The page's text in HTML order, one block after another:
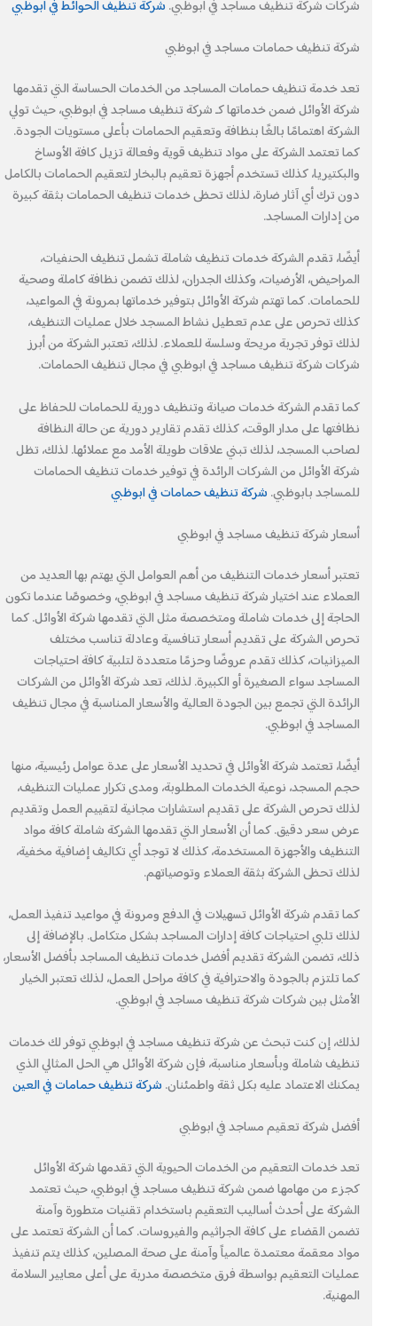
شركات شركة تنظيف مساجد في ابوظبي.شركة تنظيف الحوائط في ابوظبي
شركة تنظيف حمامات مساجد في ابوظبي
تعد خدمة تنظيف حمامات المساجد من الخدمات الحساسة التي تقدمها
شركة الأوائل ضمن خدماتها كـ شركة تنظيف مساجد في ابوظبي، حيث تولي
الشركة اهتمامًا بالغًا بنظافة وتعقيم الحمامات بأعلى مستويات الجودة.
كما تعتمد الشركة على مواد تنظيف قوية وفعالة تزيل كافة الأوساخ
والبكتيريا، كذلك تستخدم أجهزة تعقيم بالبخار لتعقيم الحمامات بالكامل
دون ترك أي آثار ضارة، لذلك تحظى خدمات تنظيف الحمامات بثقة كبيرة
من إدارات المساجد.
أيضًا، تقدم الشركة خدمات تنظيف شاملة تشمل تنظيف الحنفيات،
المراحيض، الأرضيات، وكذلك الجدران، لذلك تضمن نظافة كاملة وصحية
للحمامات. كما تهتم شركة الأوائل بتوفير خدماتها بمرونة في المواعيد،
كذلك تحرص على عدم تعطيل نشاط المسجد خلال عمليات التنظيف،
لذلك توفر تجربة مريحة وسلسة للعملاء. لذلك، تعتبر الشركة من أبرز
شركات شركة تنظيف مساجد في ابوظبي في مجال تنظيف الحمامات.
كما تقدم الشركة خدمات صيانة وتنظيف دورية للحمامات للحفاظ على
نظافتها على مدار الوقت، كذلك تقدم تقارير دورية عن حالة النظافة
لصاحب المسجد، لذلك تبني علاقات طويلة الأمد مع عملائها. لذلك، تظل
شركة الأوائل من الشركات الرائدة في توفير خدمات تنظيف الحمامات
للمساجد بابوظبي.شركة تنظيف حمامات في ابوظبي
أسعار شركة تنظيف مساجد في ابوظبي
تعتبر أسعار خدمات التنظيف من أهم العوامل التي يهتم بها العديد من
العملاء عند اختيار شركة تنظيف مساجد في ابوظبي، وخصوصًا عندما تكون
الحاجة إلى خدمات شاملة ومتخصصة مثل التي تقدمها شركة الأوائل. كما
تحرص الشركة على تقديم أسعار تنافسية وعادلة تناسب مختلف
الميزانيات، كذلك تقدم عروضًا وحزمًا متعددة لتلبية كافة احتياجات
المساجد سواء الصغيرة أو الكبيرة. لذلك، تعد شركة الأوائل من الشركات
الرائدة التي تجمع بين الجودة العالية والأسعار المناسبة في مجال تنظيف
المساجد في ابوظبي.
أيضًا، تعتمد شركة الأوائل في تحديد الأسعار على عدة عوامل رئيسية، منها
حجم المسجد، نوعية الخدمات المطلوبة، ومدى تكرار عمليات التنظيف،
لذلك تحرص الشركة على تقديم استشارات مجانية لتقييم العمل وتقديم
عرض سعر دقيق. كما أن الأسعار التي تقدمها الشركة شاملة كافة مواد
التنظيف والأجهزة المستخدمة، كذلك لا توجد أي تكاليف إضافية مخفية،
لذلك تحظى الشركة بثقة العملاء وتوصياتهم.
كما تقدم شركة الأوائل تسهيلات في الدفع ومرونة في مواعيد تنفيذ العمل،
لذلك تلبي احتياجات كافة إدارات المساجد بشكل متكامل. بالإضافة إلى
ذلك، تضمن الشركة تقديم أفضل خدمات تنظيف المساجد بأفضل الأسعار،
كما تلتزم بالجودة والاحترافية في كافة مراحل العمل، لذلك تعتبر الخيار
الأمثل بين شركات شركة تنظيف مساجد في ابوظبي.
لذلك، إن كنت تبحث عن شركة تنظيف مساجد في ابوظبي توفر لك خدمات
تنظيف شاملة وبأسعار مناسبة، فإن شركة الأوائل هي الحل المثالي الذي
يمكنك الاعتماد عليه بكل ثقة واطمئنان.شركة تنظيف حمامات في العين
أفضل شركة تعقيم مساجد في ابوظبي
تعد خدمات التعقيم من الخدمات الحيوية التي تقدمها شركة الأوائل
كجزء من مهامها ضمن شركة تنظيف مساجد في ابوظبي، حيث تعتمد
الشركة على أحدث أساليب التعقيم باستخدام تقنيات متطورة وآمنة
تضمن القضاء على كافة الجراثيم والفيروسات. كما أن الشركة تعتمد على
مواد معقمة معتمدة عالمياً وآمنة على صحة المصلين، كذلك يتم تنفيذ
عمليات التعقيم بواسطة فرق متخصصة مدربة على أعلى معايير السلامة
المهنية.